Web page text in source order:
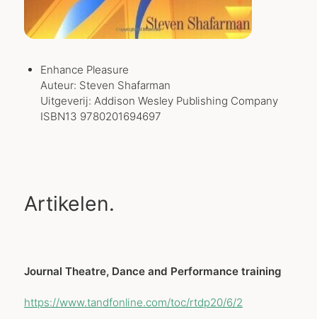
Enhance Pleasure
Auteur: Steven Shafarman
Uitgeverij: Addison Wesley Publishing Company
ISBN13 9780201694697
Artikelen.
Journal Theatre, Dance and Performance training
https://www.tandfonline.com/toc/rtdp20/6/2